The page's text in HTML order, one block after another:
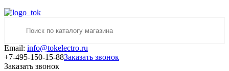
Email: info@tokelectro.ru
+7-495-150-15-88Заказать звонок
Заказать звонок